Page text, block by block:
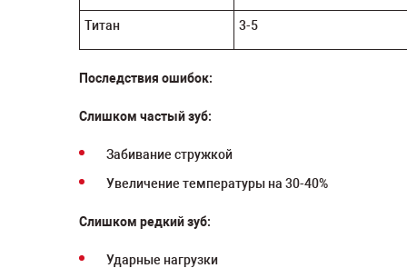
Титан 3-5
Последствия ошибок:
Слишком частый зуб:
Забивание стружкой
Увеличение температуры на 30-40%
Слишком редкий зуб:
Ударные нагрузки